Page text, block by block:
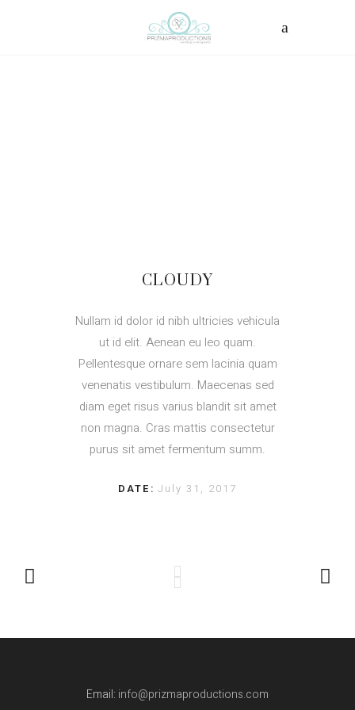
CLOUDY
Nullam id dolor id nibh ultricies vehicula
ut id elit. Aenean eu leo quam.
Pellentesque ornare sem lacinia quam
venenatis vestibulum. Maecenas sed
diam eget risus varius blandit sit amet
non magna. Cras mattis consectetur
purus sit amet fermentum summ.
DATE: July 31, 2017
Email: info@prizmaproductions.com